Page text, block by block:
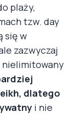
plaży,
tzw. day
się w
zazwyczaj
nielimitowany
dlatego
i nie